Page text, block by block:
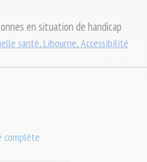
en situation de handicap
santé, Libourne, Accessibilité
complète